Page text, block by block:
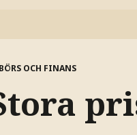
BÖRS OCH FINANS